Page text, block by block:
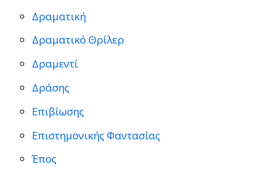
Δραματική
Δραματικό Θρίλερ
Δραμεντί
Δράσης
Επιβίωσης
Επιστημονικής Φαντασίας
Έπος